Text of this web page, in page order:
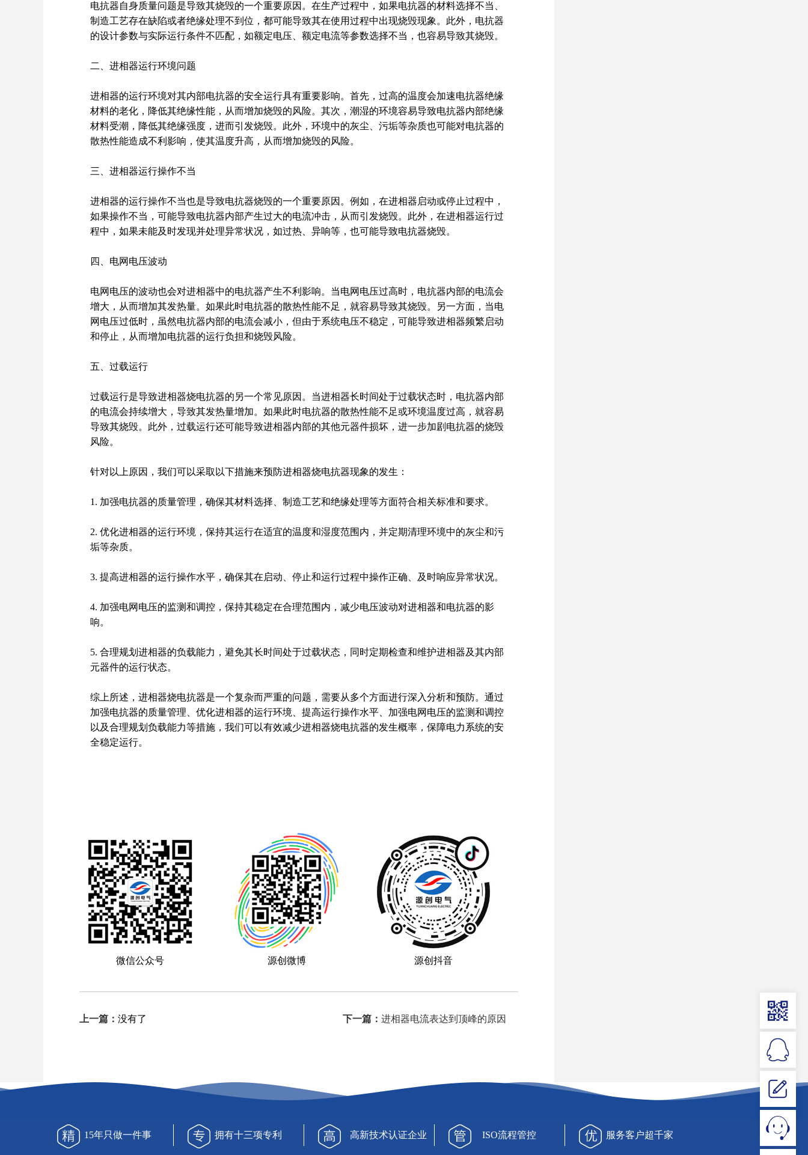
电抗器自身质量问题是导致其烧毁的一个重要原因。在生产过程中，如果电抗器的材料选择不当、
制造工艺存在缺陷或者绝缘处理不到位，都可能导致其在使用过程中出现烧毁现象。此外，电抗器
的设计参数与实际运行条件不匹配，如额定电压、额定电流等参数选择不当，也容易导致其烧毁。
二、进相器运行环境问题
进相器的运行环境对其内部电抗器的安全运行具有重要影响。首先，过高的温度会加速电抗器绝缘
材料的老化，降低其绝缘性能，从而增加烧毁的风险。其次，潮湿的环境容易导致电抗器内部绝缘
材料受潮，降低其绝缘强度，进而引发烧毁。此外，环境中的灰尘、污垢等杂质也可能对电抗器的
散热性能造成不利影响，使其温度升高，从而增加烧毁的风险。
三、进相器运行操作不当
进相器的运行操作不当也是导致电抗器烧毁的一个重要原因。例如，在进相器启动或停止过程中，
如果操作不当，可能导致电抗器内部产生过大的电流冲击，从而引发烧毁。此外，在进相器运行过
程中，如果未能及时发现并处理异常状况，如过热、异响等，也可能导致电抗器烧毁。
四、 电网 电压波动
电网电压的波动也会对进相器中的电抗器产生不利影响。当电网电压过高时，电抗器内部的电流会
增大，从而增加其发热量。如果此时电抗器的散热性能不足，就容易导致其烧毁。另一方面，当电
网电压过低时，虽然电抗器内部的电流会减小，但由于系统电压不稳定，可能导致进相器频繁启动
和停止，从而增加电抗器的运行负担和烧毁风险。
五、过载运行
过载运行是导致进相器烧电抗器的另一个常见原因。当进相器长时间处于过载状态时，电抗器内部
的电流会持续增大，导致其发热量增加。如果此时电抗器的散热性能不足或环境温度过高，就容易
导致其烧毁。此外，过载运行还可能导致进相器内部的其他元器件损坏，进一步加剧电抗器的烧毁
风险。
针对以上原因，我们可以采取以下措施来预防进相器烧电抗器现象的发生：
1. 加强电抗器的质量管理，确保其材料选择、制造工艺和绝缘处理等方面符合相关标准和要求。
2. 优化进相器的运行环境，保持其运行在适宜的温度和湿度范围内，并定期清理环境中的灰尘和污
垢等杂质。
3. 提高进相器的运行操作水平，确保其在启动、停止和运行过程中操作正确、及时响应异常状况。
4. 加强电网电压的监测和调控，保持其稳定在合理范围内，减少电压波动对进相器和电抗器的影
响。
5. 合理规划进相器的负载能力，避免其长时间处于过载状态，同时定期检查和维护进相器及其内部
元器件的运行状态。
综上所述，进相器烧电抗器是一个复杂而严重的问题，需要从多个方面进行深入分析和预防。通过
加强电抗器的质量管理、优化进相器的运行环境、提高运行操作水平、加强电网电压的监测和调控
以及合理规划负载能力等措施，我们可以有效减少进相器烧电抗器的发生概率，保障电力系统的安
全稳定运行。
微信公众号 源创微博 源创抖音
上一篇： 没有了 下一篇： 进相器电流表达到顶峰的原因
15年只做一件事 拥有十三项专利 高新技术认证企业 ISO流程管控 服务客户超千家